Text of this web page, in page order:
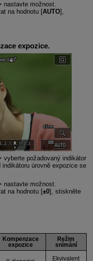
nastavte možnost.
na hodnotu [AUTO],
expozice.
vyberte požadovaný indikátor
úrovně expozice se
nastavte možnost.
na hodnotu [±0], stiskněte
Kompenzace
expozice
Režim
snímání
Ekvivalent